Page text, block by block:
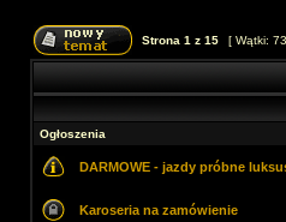
Strona 1 z 15 [ Wątki:
Ogłoszenia
DARMOWE - jazdy próbne
Karoseria na zamówienie